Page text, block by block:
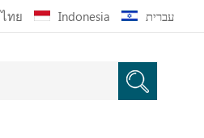
ไทย Indonesia עברית